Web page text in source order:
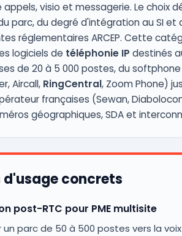
appels, visio et messagerie. Le choix
parc, du degré d'intégration au SI et
réglementaires ARCEP. Cette
logiciels de téléphonie IP destinés
de 20 à 5 000 postes, du
Aircall, RingCentral, Zoom Phone)
françaises (Sewan,
géographiques, SDA et
d'usage concrets
post-RTC pour PME multisite
un parc de 50 à 500 postes vers la voix